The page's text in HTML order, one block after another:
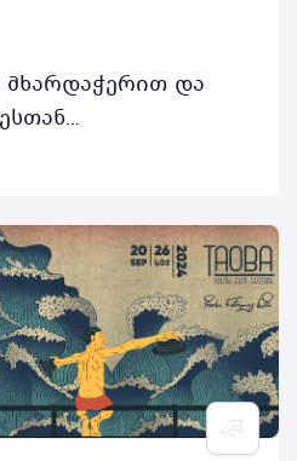
და
წლის 1218
1520
კულტურის